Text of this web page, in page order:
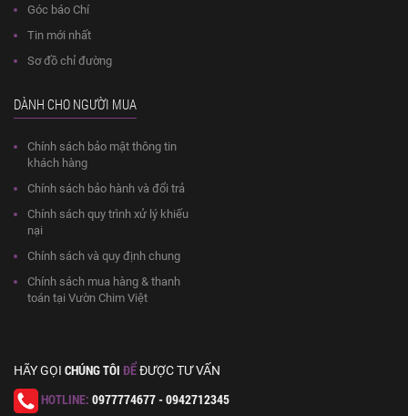
Góc báo Chí
Tin mới nhất
Sơ đồ chỉ đường
DÀNH CHO NGƯỜI MUA
Chính sách bảo mật thông tin
khách hàng
Chính sách bảo hành và đổi trả
Chính sách quy trình xử lý khiếu
nại
Chính sách và quy định chung
Chính sách mua hàng & thanh
toán tại Vườn Chim Việt
HÃY GỌI CHÚNG TÔI ĐỂĐƯỢC TƯ VẤN
HOTLINE: 0977774677 - 0942712345